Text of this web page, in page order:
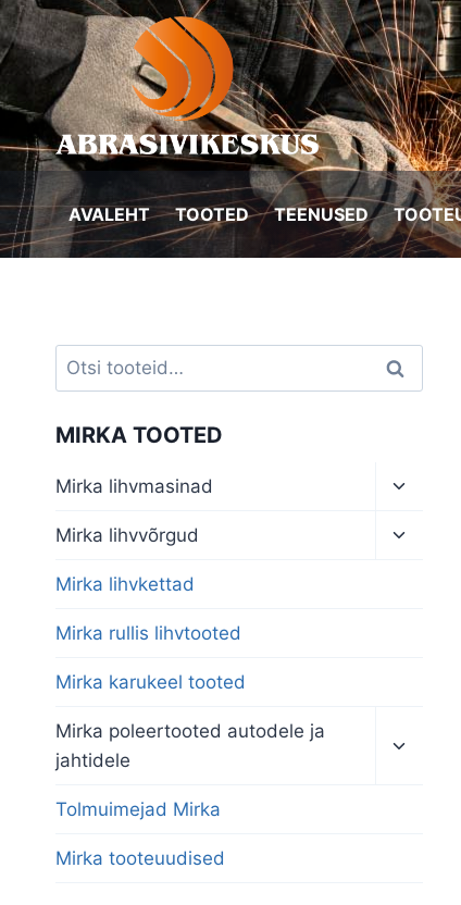
Skip
to
content
AVALEHT TOOTED TEENUSED
Otsi: Otsi
MIRKA TOOTED
Mirka lihvmasinad
Toggle
menu
Mirka lihvvõrgud
Toggle
Mirka lihvkettad
Mirka rullis lihvtooted
Mirka karukeel tooted
Mirka poleertooted autodele ja
jahtidele
child
Tolmuimejad Mirka
Mirka tooteuudised